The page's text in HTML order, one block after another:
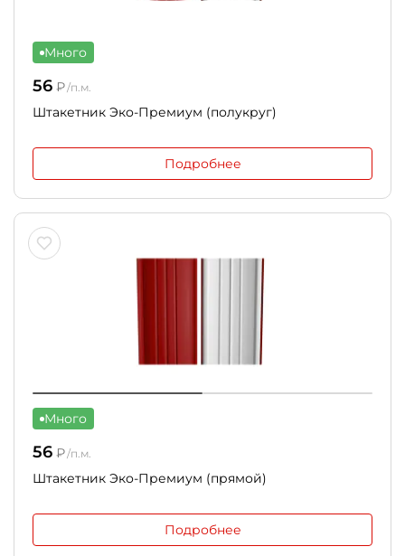
Много
56 ₽/п.м.
Штакетник Эко-Премиум (полукруг)
Подробнее
Много
56 ₽/п.м.
Штакетник Эко-Премиум (прямой)
Подробнее